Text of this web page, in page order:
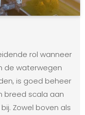
rol wanneer
de waterwegen
is goed beheer
breed scala aan
Zowel boven als